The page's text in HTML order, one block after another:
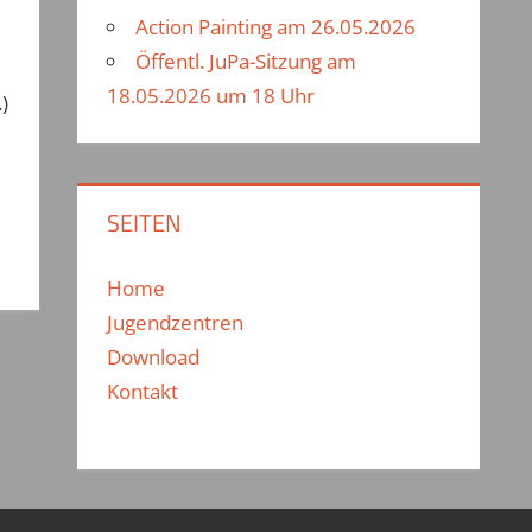
Action Painting am 26.05.2026
Öffentl. JuPa-Sitzung am
18.05.2026 um 18 Uhr
SEITEN
Home
Jugendzentren
Download
Kontakt